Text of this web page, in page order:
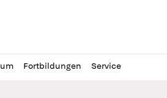
Fortbildungen Service